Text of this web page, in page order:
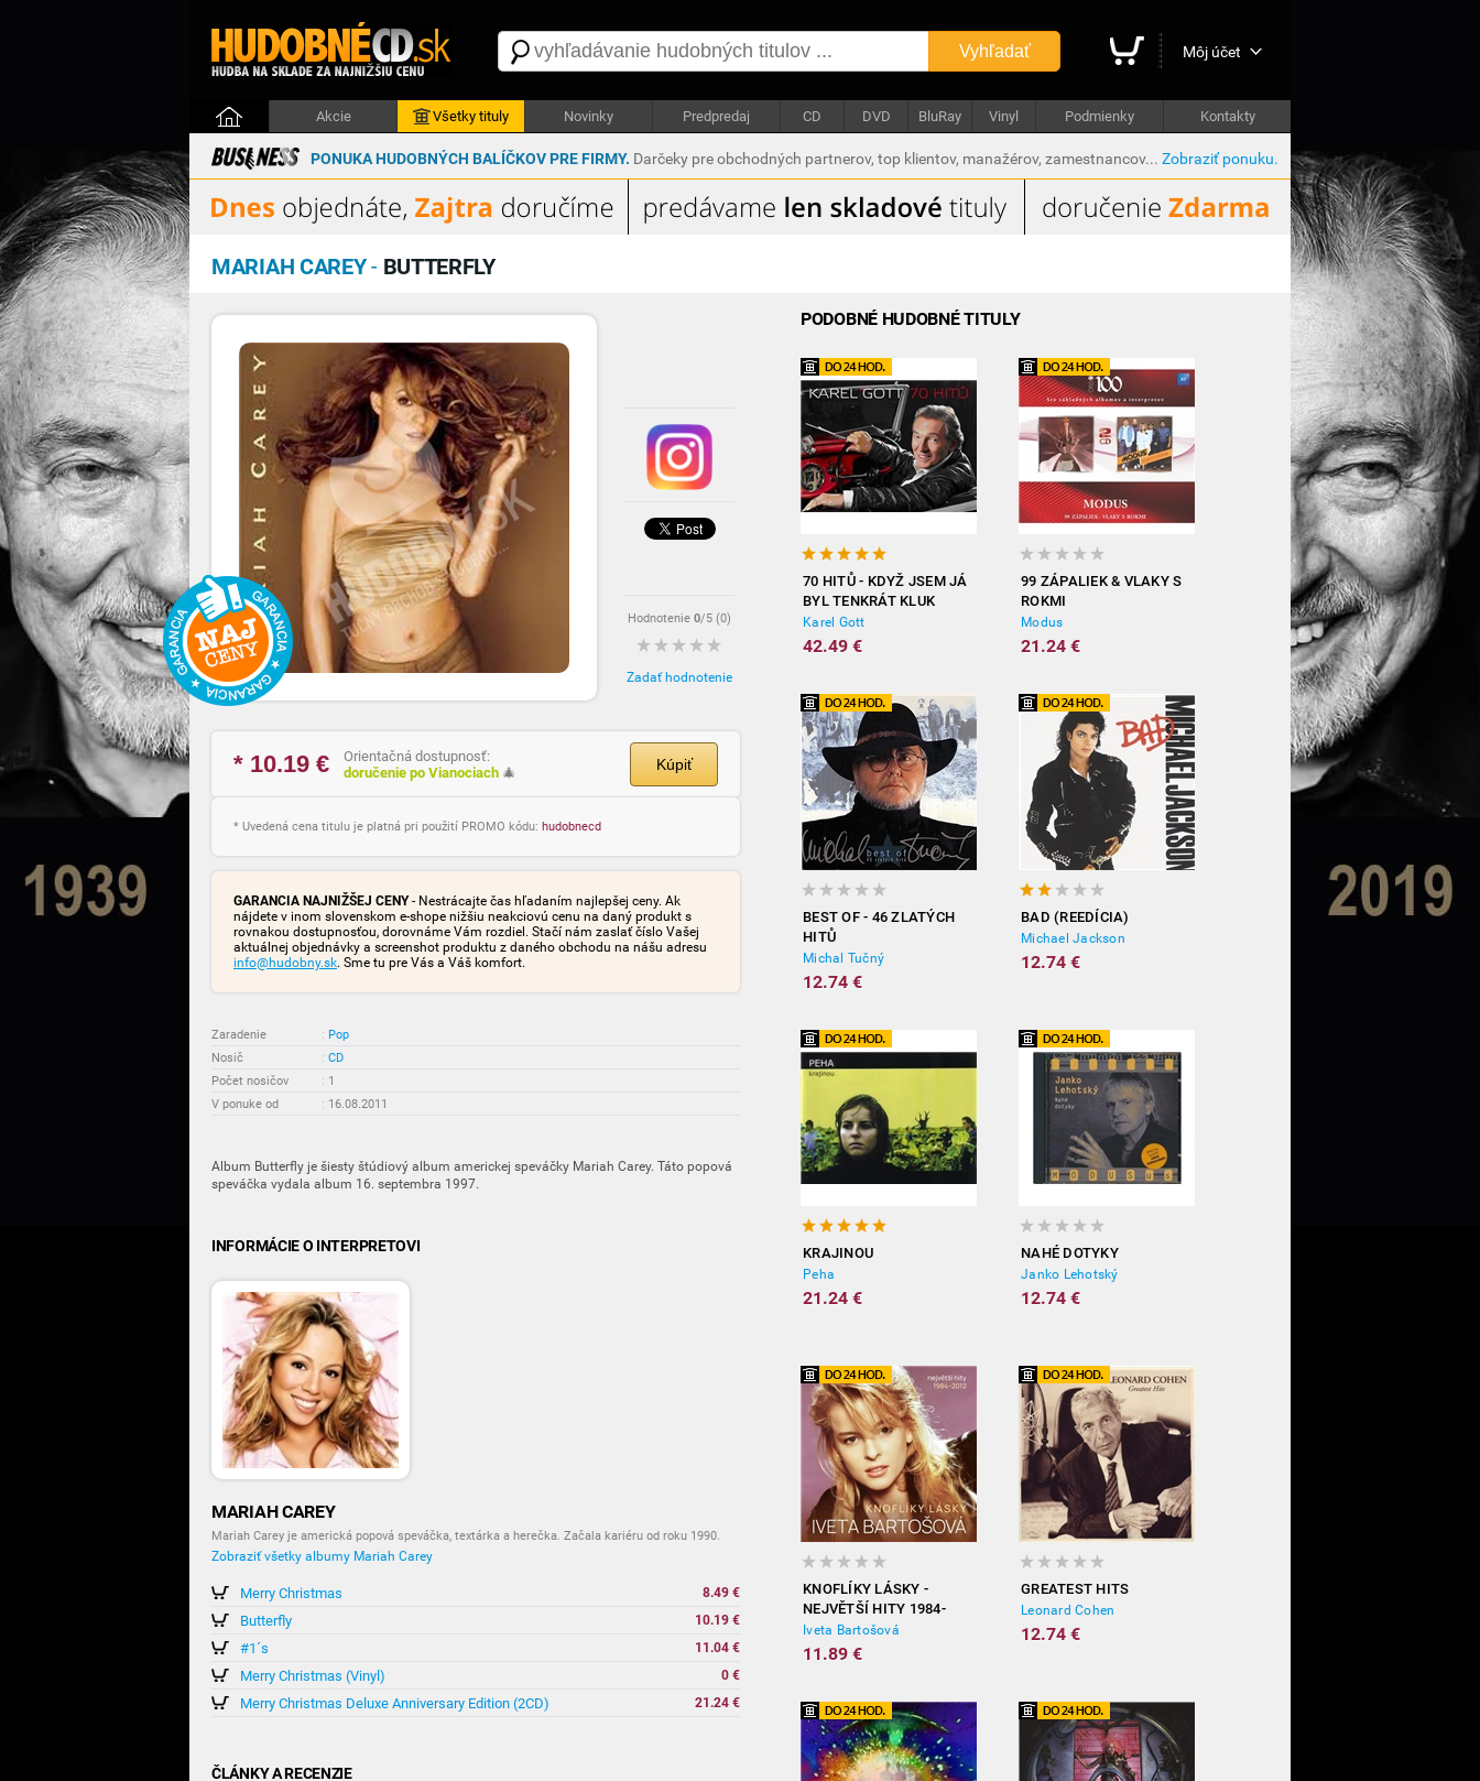
Vyhľadať Môj účet
Akcie Všetky tituly Novinky Predpredaj CD DVD BluRay Vinyl Podmienky Kontakty
PONUKA HUDOBNÝCH BALÍČKOV PRE FIRMY. Darčeky pre obchodných partnerov, top klientov, manažérov, zamestnancov... Zobraziť ponuku.
MARIAH CAREY- BUTTERFLY
Hodnotenie 0/5 (0)
Zadať hodnotenie
* 10.19 €
Orientačná dostupnosť:
doručenie po Vianociach 🎄 Kúpiť
* Uvedená cena titulu je platná pri použití PROMO kódu: hudobnecd
GARANCIA NAJNIŽŠEJ CENY- Nestrácajte čas hľadaním najlepšej ceny. Ak
nájdete v inom slovenskom e-shope nižšiu neakciovú cenu na daný produkt s
rovnakou dostupnosťou, dorovnáme Vám rozdiel. Stačí nám zaslať číslo Vašej
aktuálnej objednávky a screenshot produktu z daného obchodu na nášu adresu
info@hudobny.sk. Sme tu pre Vás a Váš komfort.
Zaradenie : Pop
Nosič
: CD
Počet nosičov
: 1
V ponuke od
: 16.08.2011
Album Butterfly je šiesty štúdiový album americkej speváčky Mariah Carey. Táto popová
speváčka vydala album 16. septembra 1997.
INFORMÁCIE O INTERPRETOVI
MARIAH CAREY
Mariah Carey je americká popová speváčka, textárka a herečka. Začala kariéru od roku 1990.
Zobraziť všetky albumy Mariah Carey
Merry Christmas 8.49 €
Butterfly 10.19 €
#1´s 11.04 €
Merry Christmas (Vinyl) 0 €
Merry Christmas Deluxe Anniversary Edition (2CD) 21.24 €
ČLÁNKY A RECENZIE
PODOBNÉ HUDOBNÉ TITULY
70 HITŮ - KDYŽ JSEM JÁ
BYL TENKRÁT KLUK
(3CD)
Karel Gott
42.49 €
99 ZÁPALIEK & VLAKY S
ROKMI
Modus
21.24 €
BEST OF - 46 ZLATÝCH
HITŮ
Michal Tučný
12.74 €
BAD (REEDÍCIA)
Michael Jackson
12.74 €
KRAJINOU
Peha
21.24 €
NAHÉ DOTYKY
Janko Lehotský
12.74 €
KNOFLÍKY LÁSKY -
NEJVĚTŠÍ HITY 1984-
2012
Iveta Bartošová
11.89 €
GREATEST HITS
Leonard Cohen
12.74 €